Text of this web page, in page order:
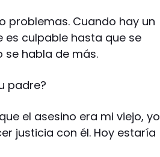
problemas. Cuando hay un
culpable hasta que se
se habla de más.
padre?
el asesino era mi viejo, yo
justicia con él. Hoy estaría